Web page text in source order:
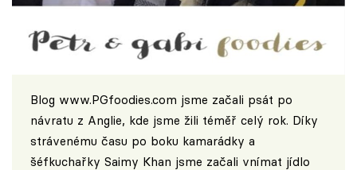
Blog www.PGfoodies.com jsme začali psát po
návratu z Anglie, kde jsme žili téměř celý rok. Díky
strávenému času po boku kamarádky a
šéfkuchařky Saimy Khan jsme začali vnímat jídlo